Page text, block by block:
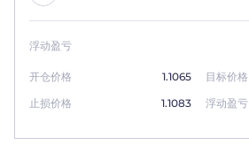
浮动盈亏
开仓价格 1.1065 目标价格
止损价格
1.1083 浮动盈亏